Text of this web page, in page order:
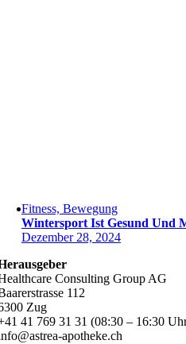
Fitness, Bewegung
Wintersport Ist Gesund Und
Dezember 28, 2024
Consulting Group AG
112
Zug
41 769 31 31 (08:30 – 16:30
apotheke.ch